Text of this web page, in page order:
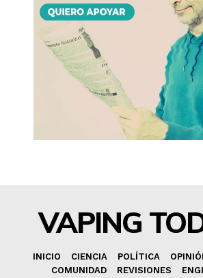
VAPING
INICIO CIENCIA POLÍTICA
COMUNIDAD
REVISIONES